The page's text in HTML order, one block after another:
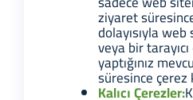
ziyaret
dolayısıyla
veya bir
yaptığınız
süresince çerez
Kalıcı Çerezler: